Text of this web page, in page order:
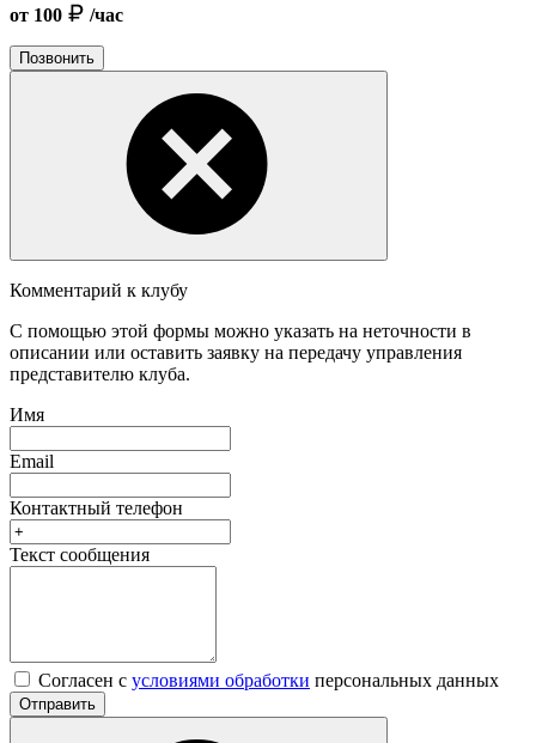
от 100 /час
Позвонить
Комментарий к клубу
С помощью этой формы можно указать на неточности в
описании или оставить заявку на передачу управления
представителю клуба.
Имя
Email
Контактный телефон
Текст сообщения
Согласен с условиями обработки персональных данных
Отправить